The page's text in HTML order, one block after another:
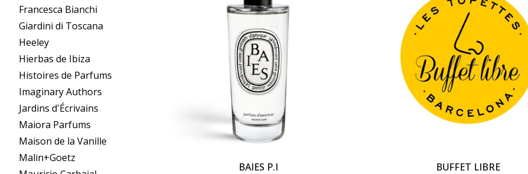
Francesca Bianchi
Giardini di Toscana
Heeley
Hierbas de Ibiza
Histoires de Parfums
Imaginary Authors
Jardins d'Écrivains
Maiora Parfums
Maison de la Vanille
Malin+Goetz
BAIES P.I
BUFFET LIBRE